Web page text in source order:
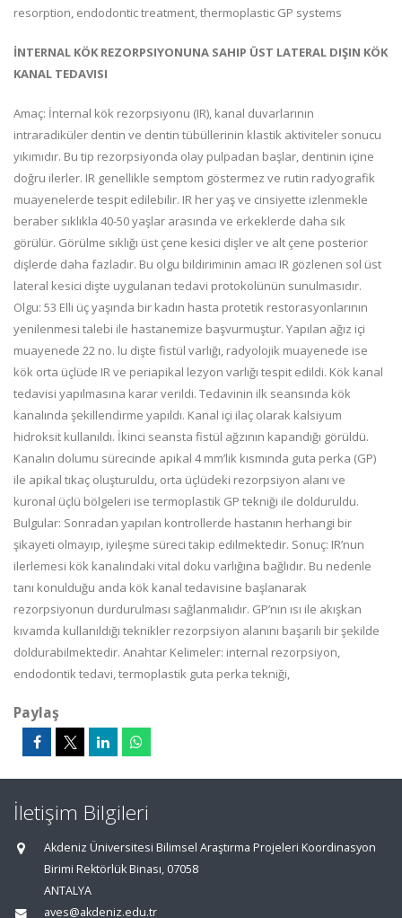
resorption, endodontic treatment, thermoplastic GP systems
İNTERNAL KÖK REZORPSIYONUNA SAHIP ÜST LATERAL DIŞIN KÖK
KANAL TEDAVISI
Amaç: İnternal kök rezorpsiyonu (IR), kanal duvarlarının
intraradiküler dentin ve dentin tübüllerinin klastik aktiviteler sonucu
yıkımıdır. Bu tip rezorpsiyonda olay pulpadan başlar, dentinin içine
doğru ilerler. IR genellikle semptom göstermez ve rutin radyografik
muayenelerde tespit edilebilir. IR her yaş ve cinsiyette izlenmekle
beraber sıklıkla 40-50 yaşlar arasında ve erkeklerde daha sık
görülür. Görülme sıklığı üst çene kesici dişler ve alt çene posterior
dişlerde daha fazladır. Bu olgu bildiriminin amacı IR gözlenen sol üst
lateral kesici dişte uygulanan tedavi protokolünün sunulmasıdır.
Olgu: 53 Elli üç yaşında bir kadın hasta protetik restorasyonlarının
yenilenmesi talebi ile hastanemize başvurmuştur. Yapılan ağız içi
muayenede 22 no. lu dişte fistül varlığı, radyolojik muayenede ise
kök orta üçlüde IR ve periapikal lezyon varlığı tespit edildi. Kök kanal
tedavisi yapılmasına karar verildi. Tedavinin ilk seansında kök
kanalında şekillendirme yapıldı. Kanal içi ilaç olarak kalsiyum
hidroksit kullanıldı. İkinci seansta fistül ağzının kapandığı görüldü.
Kanalın dolumu sürecinde apikal 4 mm’lik kısmında guta perka (GP)
ile apikal tıkaç oluşturuldu, orta üçlüdeki rezorpsiyon alanı ve
kuronal üçlü bölgeleri ise termoplastik GP tekniği ile dolduruldu.
Bulgular: Sonradan yapılan kontrollerde hastanın herhangi bir
şikayeti olmayıp, iyileşme süreci takip edilmektedir. Sonuç: IR’nun
ilerlemesi kök kanalındaki vital doku varlığına bağlıdır. Bu nedenle
tanı konulduğu anda kök kanal tedavisine başlanarak
rezorpsiyonun durdurulması sağlanmalıdır. GP’nın ısı ile akışkan
kıvamda kullanıldığı teknikler rezorpsiyon alanını başarılı bir şekilde
doldurabilmektedir. Anahtar Kelimeler: internal rezorpsiyon,
endodontik tedavi, termoplastik guta perka tekniği,
Paylaş
İletişim Bilgileri
Akdeniz Üniversitesi Bilimsel Araştırma Projeleri Koordinasyon
Birimi Rektörlük Binası, 07058
ANTALYA
aves@akdeniz.edu.tr